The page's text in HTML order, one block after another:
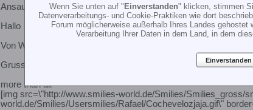
Ansauggeräuschdämpfer für ZG 23
Hallo
Von Walbo gibt es einen Ansauggereusch Dämpfer....
Gruss Sebastian
more than all
[img src=\"http://www.smilies-world.de/Smilies/Smilies_gross/
world.de/Smilies/Usersmilies/Rafael/Cochevelozjaja.gif\"
Wenn Sie unten auf "Einverstanden" klicken, stimmen
Datenverarbeitungs- und Cookie-Praktiken wie dort
Forum möglicherweise außerhalb Ihres Landes gehostet
Verarbeitung Ihrer Daten in dem Land, in dem
Einverstanden